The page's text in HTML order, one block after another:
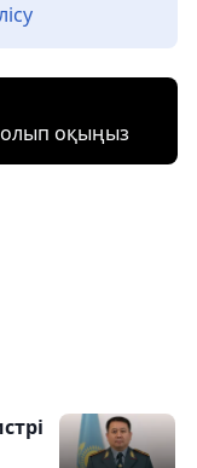
оқыңыз